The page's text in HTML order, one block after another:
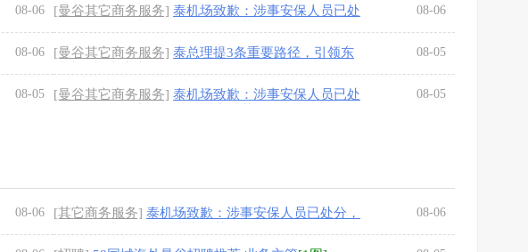
08-06 [曼谷其它商务服务] 泰机场致歉：涉事安保人员已处
08-06
08-06 [曼谷其它商务服务] 泰总理提3条重要路径，引领东
08-05
08-05 [曼谷其它商务服务] 泰机场致歉：涉事安保人员已处
08-05
08-06 [其它商务服务] 泰机场致歉：涉事安保人员已处分，
08-06